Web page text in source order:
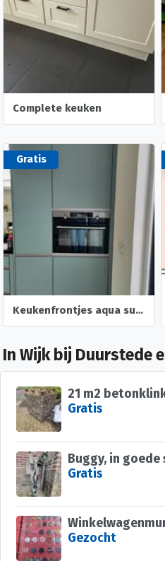
Complete keuken
Gratis
Keukenfrontjes aqua supermat laklaminaat Keukensale
In Wijk bij Duurstede
21 m2
Gratis
Buggy, in
Gratis
Gezocht